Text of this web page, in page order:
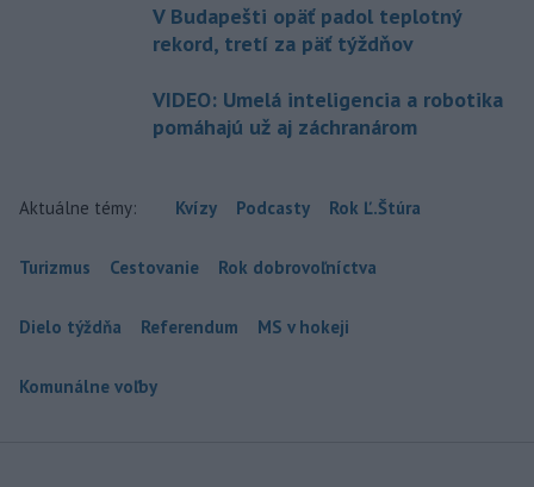
V Budapešti opäť padol teplotný
rekord, tretí za päť týždňov
VIDEO: Umelá inteligencia a robotika
pomáhajú už aj záchranárom
Aktuálne témy: Kvízy Podcasty Rok Ľ.Štúra
Turizmus Cestovanie Rok dobrovoľníctva
Dielo týždňa Referendum MS v hokeji
Komunálne voľby